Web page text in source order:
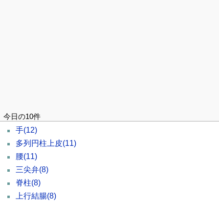
今日の10件
手(12)
多列円柱上皮(11)
腰(11)
三尖弁(8)
脊柱(8)
上行結腸(8)